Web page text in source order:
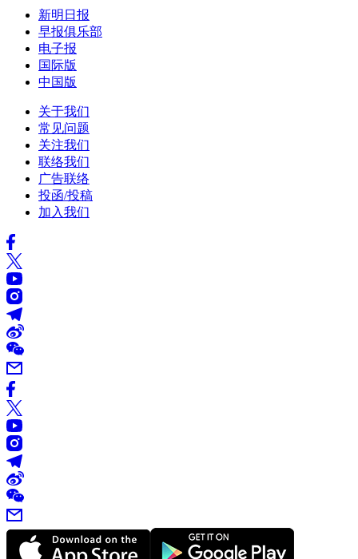
新明日报
早报俱乐部
电子报
国际版
中国版
关于我们
常见问题
关注我们
联络我们
广告联络
投函/投稿
加入我们